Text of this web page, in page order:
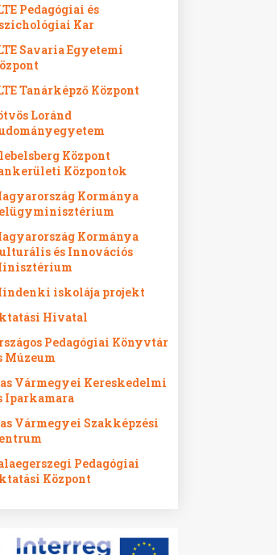
Pedagógiai és
Kar
Savaria Egyetemi
Tanárképző Központ
Loránd
Központ
Központok
Kormánya
Kormánya
és Innovációs
iskolája projekt
Hivatal
Pedagógiai Könyvtár
Múzeum
Vármegyei Kereskedelmi
Iparkamara
Vármegyei Szakképzési
Pedagógiai
Központ